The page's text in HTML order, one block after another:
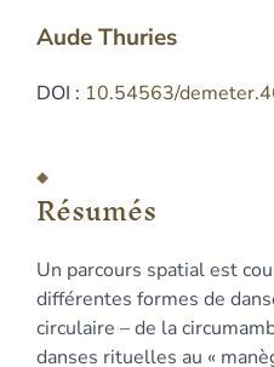
AudeThuries
DOI : 10.54563/
Index
Plan
Bibliographie
Notes
Citer cet article
Résumés
Un parcours spatial est
différentes formes de
circulaire – de la
danses rituelles au «